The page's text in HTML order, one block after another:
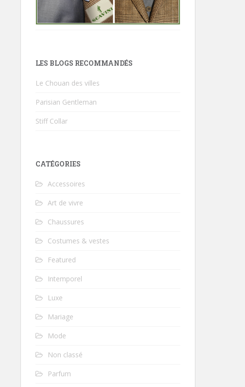
LES BLOGS RECOMMANDÉS
Le Chouan des villes
Parisian Gentleman
Stiff Collar
CATÉGORIES
Accessoires
Art de vivre
Chaussures
Costumes & vestes
Featured
Intemporel
Luxe
Mariage
Mode
Non classé
Parfum